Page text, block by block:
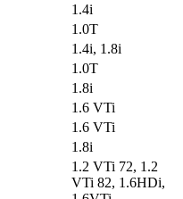
1.4i
1.0T
1.4i, 1.8i
1.0T
1.8i
1.6 VTi
1.6 VTi
1.8i
1.2 VTi 72, 1.2
VTi 82, 1.6HDi,